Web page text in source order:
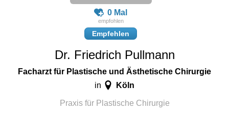
0 Mal
Empfehlen
Dr. Friedrich Pullmann
Facharzt für Plastische und Ästhetische Chirurgie
in Köln
Praxis für Plastische Chirurgie